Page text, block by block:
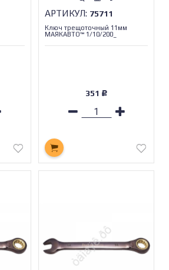
АРТИКУЛ: 75711
Ключ трещоточный 11мм
МАЯКАВТО™ 1/10/200_
351 Р